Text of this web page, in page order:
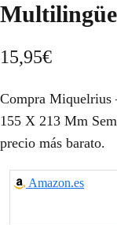
Multilingüe
15,95€
Compra Miquelrius
155 X 213 Mm
precio más barato.
Amazon.es